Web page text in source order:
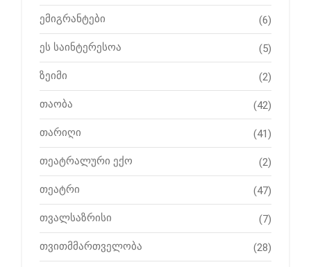
ემიგრანტები (6)
ეს საინტერესოა (5)
ზეიმი (2)
თაობა (42)
თარიღი (41)
თეატრალური ექო (2)
თეატრი (47)
თვალსაზრისი (7)
თვითმმართველობა (28)